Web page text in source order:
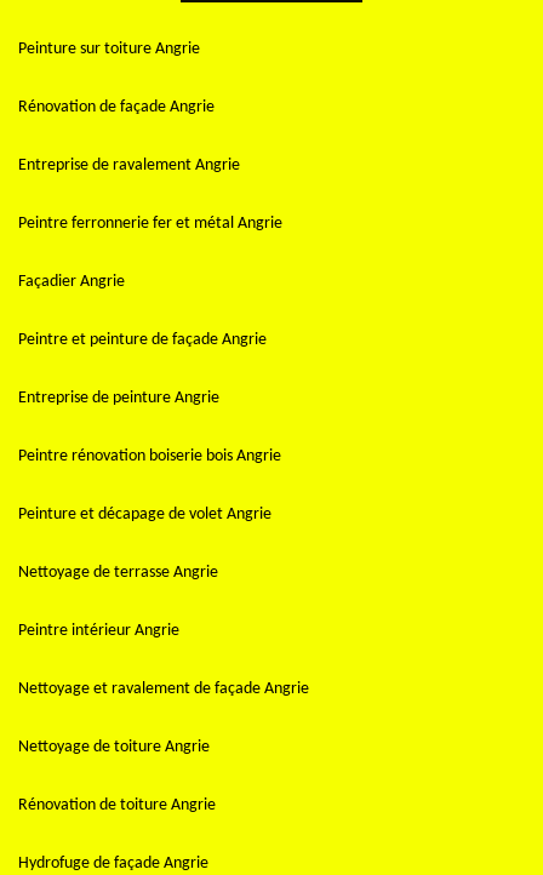
Peinture sur toiture Angrie
Rénovation de façade Angrie
Entreprise de ravalement Angrie
Peintre ferronnerie fer et métal Angrie
Façadier Angrie
Peintre et peinture de façade Angrie
Entreprise de peinture Angrie
Peintre rénovation boiserie bois Angrie
Peinture et décapage de volet Angrie
Nettoyage de terrasse Angrie
Peintre intérieur Angrie
Nettoyage et ravalement de façade Angrie
Nettoyage de toiture Angrie
Rénovation de toiture Angrie
Hydrofuge de façade Angrie